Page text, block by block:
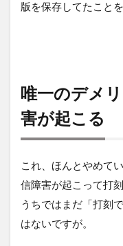
版を保存してたこと
唯一のデメ
害が起こる
これ、ほんとやめて
信障害が起こって打
うちではまだ「打刻
はないですが。